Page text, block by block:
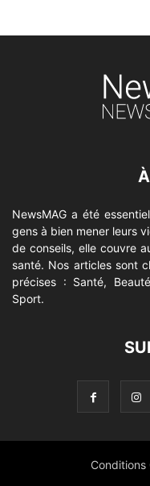
NewsMAG a été
gens à bien mener leurs
de conseils, elle couvre
santé. Nos articles sont
précises : Santé,
Sport.
Conditions